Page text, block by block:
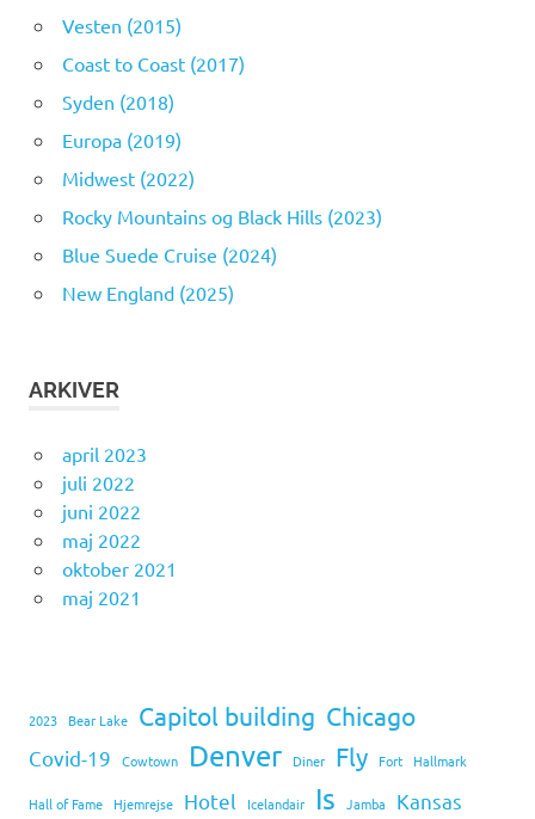
Vesten (2015)
Coast to Coast (2017)
Syden (2018)
Europa (2019)
Midwest (2022)
Rocky Mountains og Black Hills (2023)
Blue Suede Cruise (2024)
New England (2025)
ARKIVER
april 2023
juli 2022
juni 2022
maj 2022
oktober 2021
maj 2021
2023 Bear Lake Capitol building Chicago
Covid-19 Cowtown Denver Diner Fly Fort Hallmark
Hall of Fame Hjemrejse Hotel Icelandair Is Jamba
Kansas